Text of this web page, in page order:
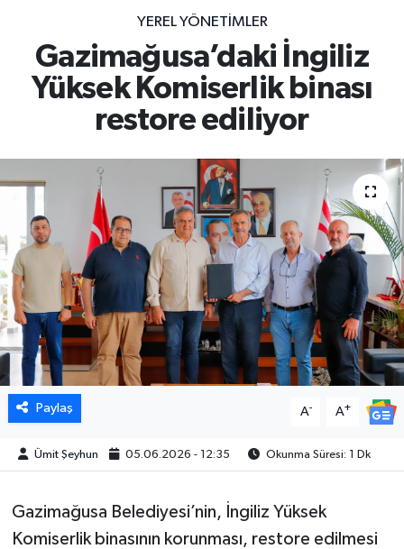
YEREL YÖNETİMLER
Gazimağusa’daki İngiliz
Yüksek Komiserlik binası
restore ediliyor
Paylaş A- A+
Ümit Şeyhun 05.06.2026 - 12:35 Okunma Süresi: 1 Dk
Gazimağusa Belediyesi’nin, İngiliz Yüksek
Komiserlik binasının korunması, restore edilmesi
Tüm Manşetler
Son Dakika Haberleri